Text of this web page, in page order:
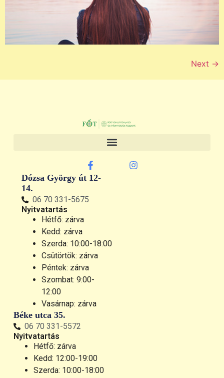
Next →
Béke utca 35.
06 70 331-5572
Nyitvatartás
Hétfő: zárva
Kedd: 12:00-19:00
Szerda: 10:00-18:00
Dózsa György út 12-
14.
06 70 331-5675
Nyitvatartás
Hétfő: zárva
Kedd: zárva
Szerda: 10:00-18:00
Csütörtök: zárva
Péntek: zárva
Szombat: 9:00-
12:00
Vasárnap: zárva